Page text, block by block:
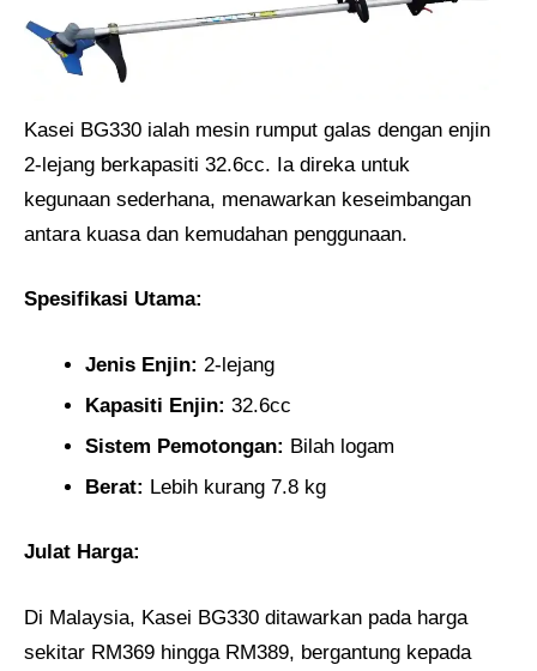
Kasei BG330 ialah mesin rumput galas dengan enjin
2-lejang berkapasiti 32.6cc. Ia direka untuk
kegunaan sederhana, menawarkan keseimbangan
antara kuasa dan kemudahan penggunaan.
Spesifikasi Utama:
Jenis Enjin: 2-lejang
Kapasiti Enjin: 32.6cc
Sistem Pemotongan: Bilah logam
Berat: Lebih kurang 7.8 kg
Julat Harga:
Di Malaysia, Kasei BG330 ditawarkan pada harga
sekitar RM369 hingga RM389, bergantung kepada